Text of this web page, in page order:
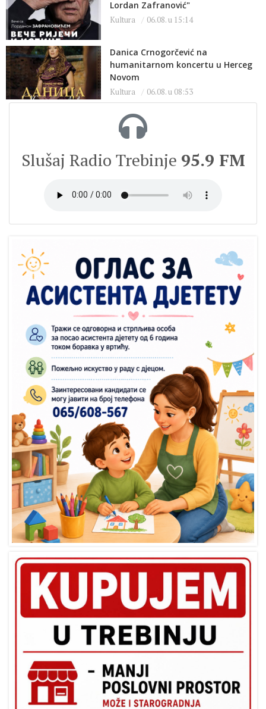
Lordan Zafranović"
Kultura 06.08. u 15:14
Danica Crnogorčević na
humanitarnom koncertu u Herceg
Novom
Kultura 06.08. u 08:53
Slušaj Radio Trebinje 95.9 FM